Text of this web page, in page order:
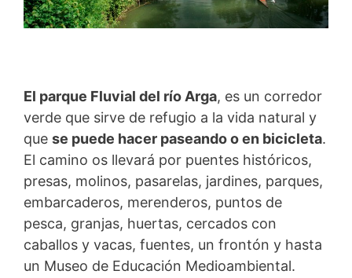
El parque Fluvial del río Arga, es un corredor
verde que sirve de refugio a la vida natural y
que se puede hacer paseando o en bicicleta.
El camino os llevará por puentes históricos,
presas, molinos, pasarelas, jardines, parques,
embarcaderos, merenderos, puntos de
pesca, granjas, huertas, cercados con
caballos y vacas, fuentes, un frontón y hasta
un Museo de Educación Medioambiental.